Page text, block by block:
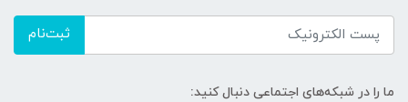
ثبت‌نام
ما را در شبکه‌های اجتماعی دنبال کنید: